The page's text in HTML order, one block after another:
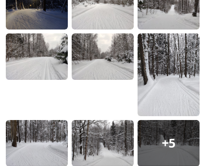
+5